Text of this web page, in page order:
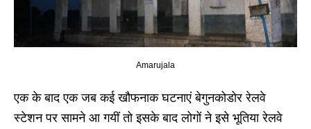
Amarujala
एक के बाद एक जब कई खौफनाक घटनाएं बेगुनकोडोर रेलवे
स्टेशन पर सामने आ गयीं तो इसके बाद लोगों ने इसे भूतिया रेलवे